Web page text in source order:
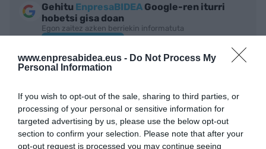
www.enpresabidea.eus - Do Not Process My
Personal Information
If you wish to opt-out of the sale, sharing to third parties, or
processing of your personal or sensitive information for
targeted advertising by us, please use the below opt-out
section to confirm your selection. Please note that after your
opt-out request is processed you may continue seeing
Gehitu EnpresaBIDEA Google-ren iturri
hobetsi gisa doan
Egon zaitez azken berriekin informatuta